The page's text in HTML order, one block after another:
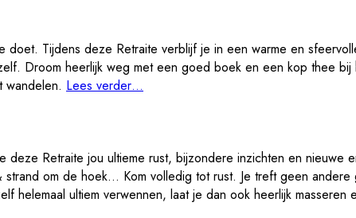
doet. Tijdens deze Retraite verblijf je in een warme en
Droom heerlijk weg met een goed boek en een kop thee
wandelen. Lees verder…
deze Retraite jou ultieme rust, bijzondere inzichten en
om de hoek… Kom volledig tot rust. Je treft geen
helemaal ultiem verwennen, laat je dan ook heerlijk masseren